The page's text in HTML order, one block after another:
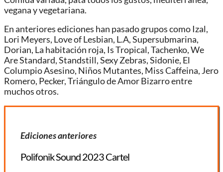
vegana y vegetariana.
En anteriores ediciones han pasado grupos como Izal,
Lori Meyers, Love of Lesbian, L.A, Supersubmarina,
Dorian, La habitación roja, Is Tropical, Tachenko, We
Are Standard, Standstill, Sexy Zebras, Sidonie, El
Columpio Asesino, Niños Mutantes, Miss Caffeina, Jero
Romero, Pecker, Triángulo de Amor Bizarro entre
muchos otros.
Ediciones anteriores
Polifonik Sound 2023 Cartel